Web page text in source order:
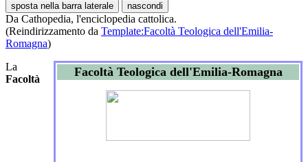
sposta nella barra laterale nascondi
Da Cathopedia, l'enciclopedia cattolica.
(Reindirizzamento da Template:Facoltà Teologica dell'Emilia-
Romagna)
Facoltà Teologica dell'Emilia-Romagna
La
Facoltà